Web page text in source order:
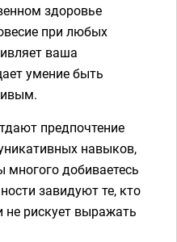
здоровье
при любых
ваша
умение быть
предпочтение
навыков,
многого добиваетесь
завидуют те, кто
рискует выражать